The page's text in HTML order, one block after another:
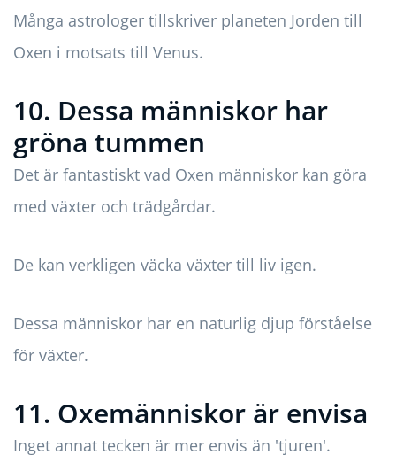
Många astrologer tillskriver planeten Jorden till
Oxen i motsats till Venus.
10. Dessa människor har
gröna tummen
Det är fantastiskt vad Oxen människor kan göra
med växter och trädgårdar.
De kan verkligen väcka växter till liv igen.
Dessa människor har en naturlig djup förståelse
för växter.
11. Oxemänniskor är envisa
Inget annat tecken är mer envis än 'tjuren'.